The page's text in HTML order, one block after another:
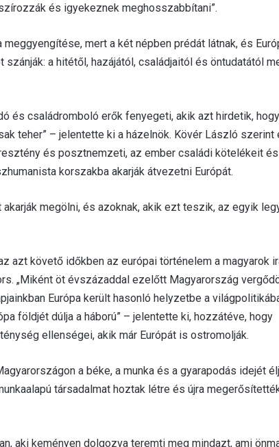
és igyekeznek meghosszabbítani”.
mert a két népben prédát látnak, és
szánják: a hitétől, hazájától, családjaitól és öntudatától
és családromboló erők fenyegeti, akik azt hirdetik,
teher” – jelentette ki a házelnök. Kövér László szerint
és posztnemzeti, az ember családi kötelékeit
korszakba akarják átvezetni Európát.
megölni, és azoknak, akik ezt teszik, az egyik
azt követő időkben az európai történelem a magyarok
„Miként öt évszázaddal ezelőtt Magyarország
Európa került hasonló helyzetbe a
földjét dúlja a háború” – jelentette ki, hozzátéve, hogy
ellenségei, akik már Európát is ostromolják.
a béke, a munka és a gyarapodás idejét
társadalmat hoztak létre és újra
aki keményen dolgozva teremti meg mindazt, ami